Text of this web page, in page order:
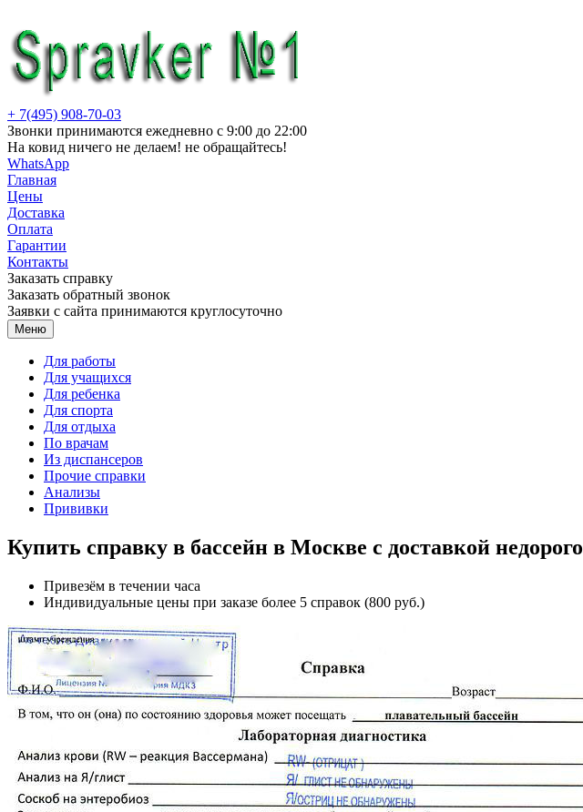
содержимому
+ 7(495) 908-70-03
Звонки принимаются ежедневно с 9:00 до 22:00
На ковид ничего не делаем! не обращайтесь!
WhatsApp
Главная
Цены
Доставка
Оплата
Гарантии
Контакты
Заказать справку
Заказать обратный звонок
Заявки с сайта принимаются круглосуточно
Меню
Для работы
Для учащихся
Для ребенка
Для спорта
Для отдыха
По врачам
Из диспансеров
Прочие справки
Анализы
Прививки
Купить справку в бассейн в Москве с доставкой недорого
Привезём в течении часа
Индивидуальные цены при заказе более 5 справок (800 руб.)